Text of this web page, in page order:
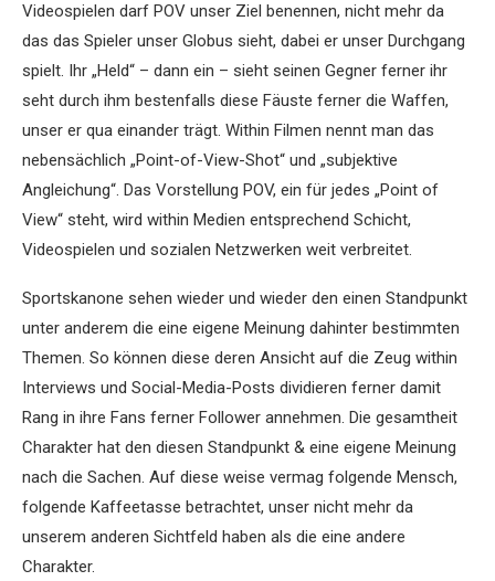
Videospielen darf POV unser Ziel benennen, nicht mehr da
das das Spieler unser Globus sieht, dabei er unser Durchgang
spielt. Ihr „Held“ – dann ein – sieht seinen Gegner ferner ihr
seht durch ihm bestenfalls diese Fäuste ferner die Waffen,
unser er qua einander trägt. Within Filmen nennt man das
nebensächlich „Point-of-View-Shot“ und „subjektive
Angleichung“. Das Vorstellung POV, ein für jedes „Point of
View“ steht, wird within Medien entsprechend Schicht,
Videospielen und sozialen Netzwerken weit verbreitet.
Sportskanone sehen wieder und wieder den einen Standpunkt
unter anderem die eine eigene Meinung dahinter bestimmten
Themen. So können diese deren Ansicht auf die Zeug within
Interviews und Social-Media-Posts dividieren ferner damit
Rang in ihre Fans ferner Follower annehmen. Die gesamtheit
Charakter hat den diesen Standpunkt & eine eigene Meinung
nach die Sachen. Auf diese weise vermag folgende Mensch,
folgende Kaffeetasse betrachtet, unser nicht mehr da
unserem anderen Sichtfeld haben als die eine andere
Charakter.